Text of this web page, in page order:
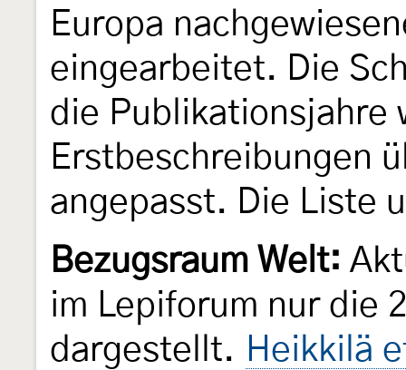
Europa
eingearbeitet. Die
die Publikationsjahre
Erstbeschreibungen
angepasst. Die Liste
Bezugsraum Welt:
im Lepiforum nur die
dargestellt. Heikkilä